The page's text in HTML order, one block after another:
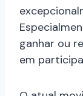
ganhar ou
em